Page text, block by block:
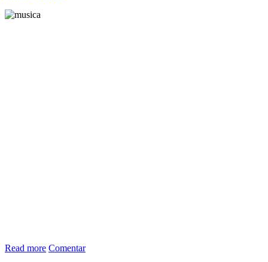
Read more Comentar